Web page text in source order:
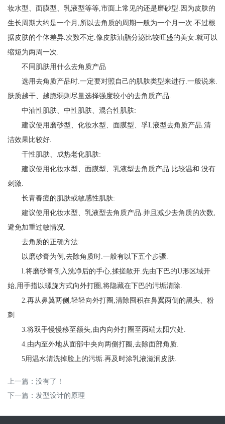
妆水型、面膜型、乳液型等等,市面上常见的还是磨砂型.因为皮肤的
生长周期大约是一个月,所以去角质的周期一般为一个月一次.不过根
据皮肤的个体差异.次数不定.像皮肤油脂分泌比较旺盛的美女.就可以
缩短为两周一次.
不同肌肤用什么去角质产品
选用去角质产品时.一定要对照自己的肌肤类型来进行.一般说来.
肤质越干、越脆弱则尽量选择强度较小的去角质产品.
中油性肌肤、中性肌肤、混合性肌肤:
建议使用磨砂型、化妆水型、面膜型、孚L液型去角质产品.清
洁效果比较好.
干性肌肤、成热老化肌肤:
建议使用化妆水型、面膜型、乳液型去角质产品.比较温和.没有
刺激.
长青春痘的肌肤或敏感性肌肤:
建议使用化妆水型、乳液型去角质产品.并且减少去角质的次数,
避免加重过敏情况.
去角质的正确方法:
以磨砂膏为例,去除角质时.一般有以下五个步骤.
l.将磨砂膏倒入洗净后的手心,揉搓散开.先由下巴的U形区域开
始,用手指以螺旋方式向外打圈,将隐藏在下巴的污垢清除.
2.再从鼻翼两侧,轻轻向外打圈,清除囤积在鼻翼两侧的黑头、粉
刺.
3.将双手慢慢移至额头,由内向外打圈至两端太阳穴处.
4.由内至外地从面部中央向两侧打圈,去除面部角质.
5用温水清洗掉脸上的污垢.再及时涂乳液滋润皮肤.
上一篇：没有了！
下一篇： 发型设计的原理